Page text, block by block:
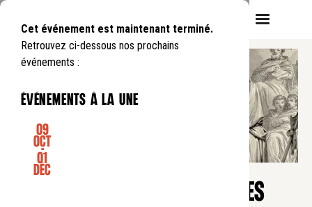
Cet événement est maintenant terminé.
Retrouvez ci-dessous nos prochains
événements :
événements à la une
09
Oct
-
01
Déc
CONFÉRENCE
L’HOMME VIT DE LOIS : QUELLES